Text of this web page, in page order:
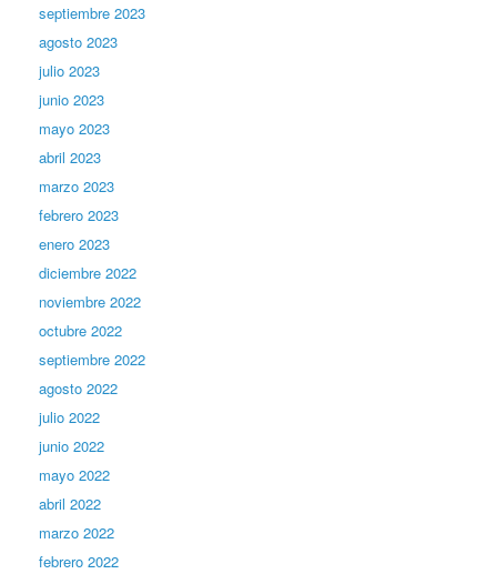
septiembre 2023
agosto 2023
julio 2023
junio 2023
mayo 2023
abril 2023
marzo 2023
febrero 2023
enero 2023
diciembre 2022
noviembre 2022
octubre 2022
septiembre 2022
agosto 2022
julio 2022
junio 2022
mayo 2022
abril 2022
marzo 2022
febrero 2022